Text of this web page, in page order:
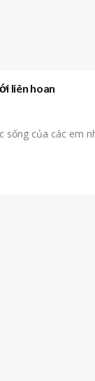
liên hoan
của các em